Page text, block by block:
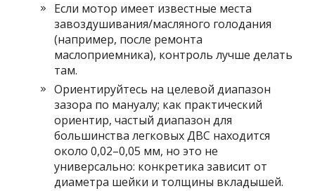
Если мотор имеет известные места
завоздушивания/масляного голодания
(например, после ремонта
маслоприемника), контроль лучше делать
там.
Ориентируйтесь на целевой диапазон
зазора по мануалу; как практический
ориентир, частый диапазон для
большинства легковых ДВС находится
около 0,02–0,05 мм, но это не
универсально: конкретика зависит от
диаметра шейки и толщины вкладышей.